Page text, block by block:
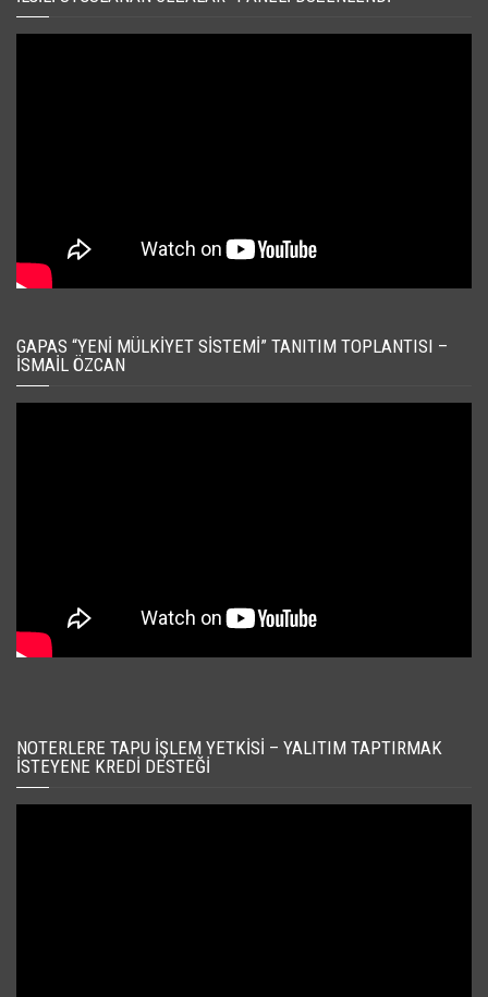
GAPAS “YENI MÜLKIYET SISTEMI” TANITIM TOPLANTISI –
İSMAIL ÖZCAN
NOTERLERE TAPU İŞLEM YETKISI – YALITIM TAPTIRMAK
İSTEYENE KREDI DESTEĞI